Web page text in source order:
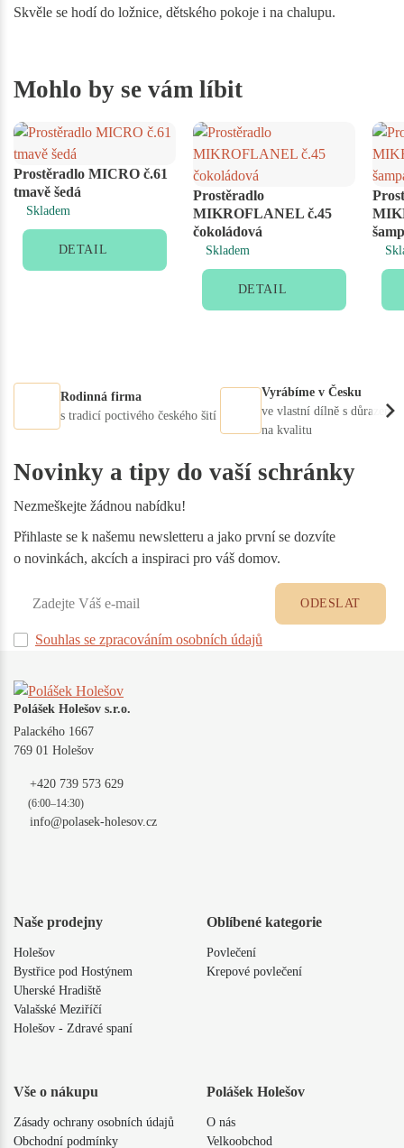
Skvěle se hodí do ložnice, dětského pokoje i na chalupu.
Mohlo by se vám líbit
Prostěradlo MICRO č.61
tmavě šedá
Skladem
DETAIL
Prostěradlo
MIKROFLANEL č.45
čokoládová
Skladem
DETAIL
Rodinná firma
s tradicí poctivého českého šití
Vyrábíme v Česku
ve vlastní dílně s důrazem
na kvalitu
Novinky a tipy do vaší schránky
Nezmeškejte žádnou nabídku!
Přihlaste se k našemu newsletteru a jako první se dozvíte
o novinkách, akcích a inspiraci pro váš domov.
Souhlas se zpracováním osobních údajů
ODESLAT
Polášek Holešov s.r.o.
Palackého 1667
769 01 Holešov
+420 739 573 629
(6:00–14:30)
info@polasek-holesov.cz
Naše prodejny
Holešov
Bystřice pod Hostýnem
Uherské Hradiště
Valašské Meziříčí
Holešov - Zdravé spaní
Oblíbené kategorie
Povlečení
Krepové povlečení
Vše o nákupu
Zásady ochrany osobních údajů
Obchodní podmínky
Polášek Holešov
O nás
Velkoobchod